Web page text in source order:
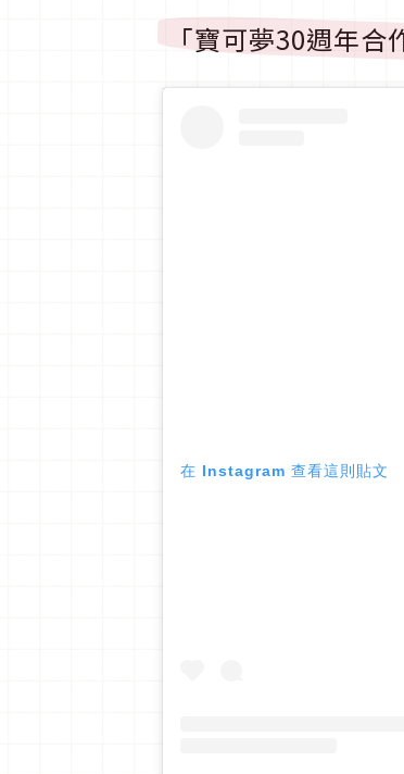
「寶可夢30週年合
在 Instagram 查看這則貼文